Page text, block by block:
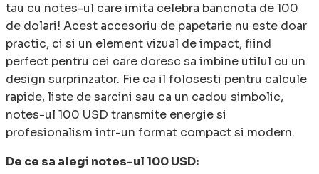
tau cu notes-ul care imita celebra bancnota de 100
de dolari! Acest accesoriu de papetarie nu este doar
practic, ci si un element vizual de impact, fiind
perfect pentru cei care doresc sa imbine utilul cu un
design surprinzator. Fie ca il folosesti pentru calcule
rapide, liste de sarcini sau ca un cadou simbolic,
notes-ul 100 USD transmite energie si
profesionalism intr-un format compact si modern.
De ce sa alegi notes-ul 100 USD: